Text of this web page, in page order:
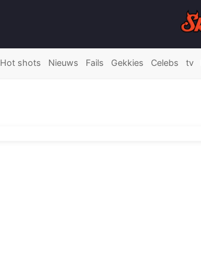
Hot shots Nieuws Fails Gekkies Celebs tv